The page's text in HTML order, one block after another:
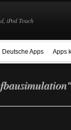
iPod Touch
Deutsche Apps Apps